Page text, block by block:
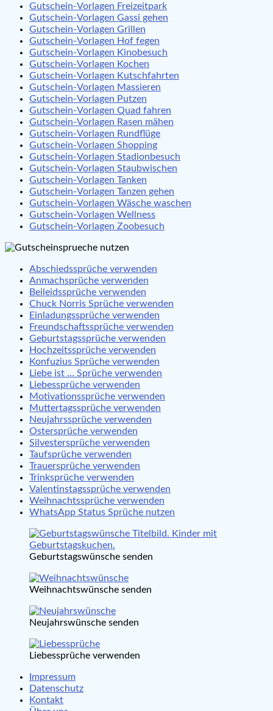
Gutschein-Vorlagen Freizeitpark
Gutschein-Vorlagen Gassi gehen
Gutschein-Vorlagen Grillen
Gutschein-Vorlagen Hof fegen
Gutschein-Vorlagen Kinobesuch
Gutschein-Vorlagen Kochen
Gutschein-Vorlagen Kutschfahrten
Gutschein-Vorlagen Massieren
Gutschein-Vorlagen Putzen
Gutschein-Vorlagen Quad fahren
Gutschein-Vorlagen Rasen mähen
Gutschein-Vorlagen Rundflüge
Gutschein-Vorlagen Shopping
Gutschein-Vorlagen Stadionbesuch
Gutschein-Vorlagen Staubwischen
Gutschein-Vorlagen Tanken
Gutschein-Vorlagen Tanzen gehen
Gutschein-Vorlagen Wäsche waschen
Gutschein-Vorlagen Wellness
Gutschein-Vorlagen Zoobesuch
Abschiedssprüche verwenden
Anmachsprüche verwenden
Beileidssprüche verwenden
Chuck Norris Sprüche verwenden
Einladungssprüche verwenden
Freundschaftssprüche verwenden
Geburtstagssprüche verwenden
Hochzeitssprüche verwenden
Konfuzius Sprüche verwenden
Liebe ist … Sprüche verwenden
Liebessprüche verwenden
Motivationssprüche verwenden
Muttertagssprüche verwenden
Neujahrssprüche verwenden
Ostersprüche verwenden
Silvestersprüche verwenden
Taufsprüche verwenden
Trauersprüche verwenden
Trinksprüche verwenden
Valentinstagssprüche verwenden
Weihnachtssprüche verwenden
WhatsApp Status Sprüche nutzen
Geburtstagswünsche senden
Weihnachtswünsche senden
Neujahrswünsche senden
Liebessprüche verwenden
Impressum
Datenschutz
Kontakt